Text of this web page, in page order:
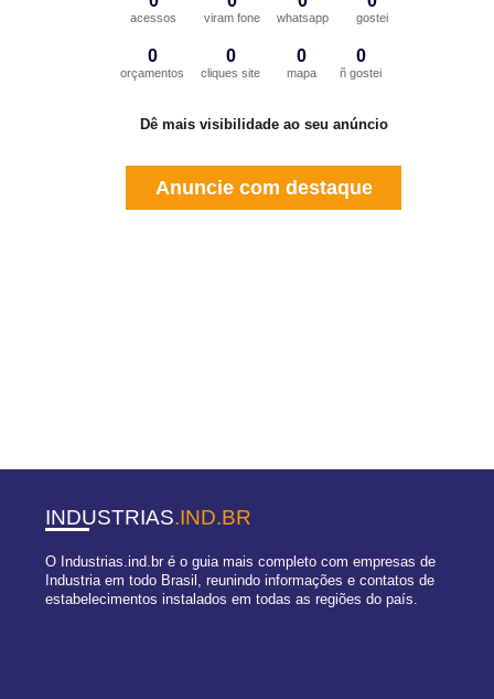
acessos viram fone whatsapp gostei
0
orçamentos
0
cliques site
0
mapa
0
ñ gostei
Dê mais visibilidade ao seu anúncio
Anuncie com destaque
INDUSTRIAS.IND.BR
O Industrias.ind.br é o guia mais completo com empresas de
Industria em todo Brasil, reunindo informações e contatos de
estabelecimentos instalados em todas as regiões do país.